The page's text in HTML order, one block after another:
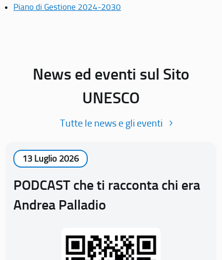
Piano di Gestione 2024-2030
News ed eventi sul Sito
UNESCO
Tutte le news e gli eventi
13 Luglio 2026
PODCAST che ti racconta chi era
Andrea Palladio